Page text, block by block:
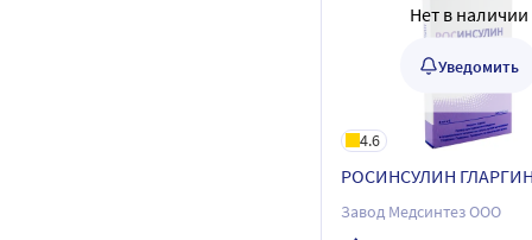
Нет в наличии
Уведомить
4.6
РОСИНСУЛИН ГЛАРГИН
Завод Медсинтез ООО